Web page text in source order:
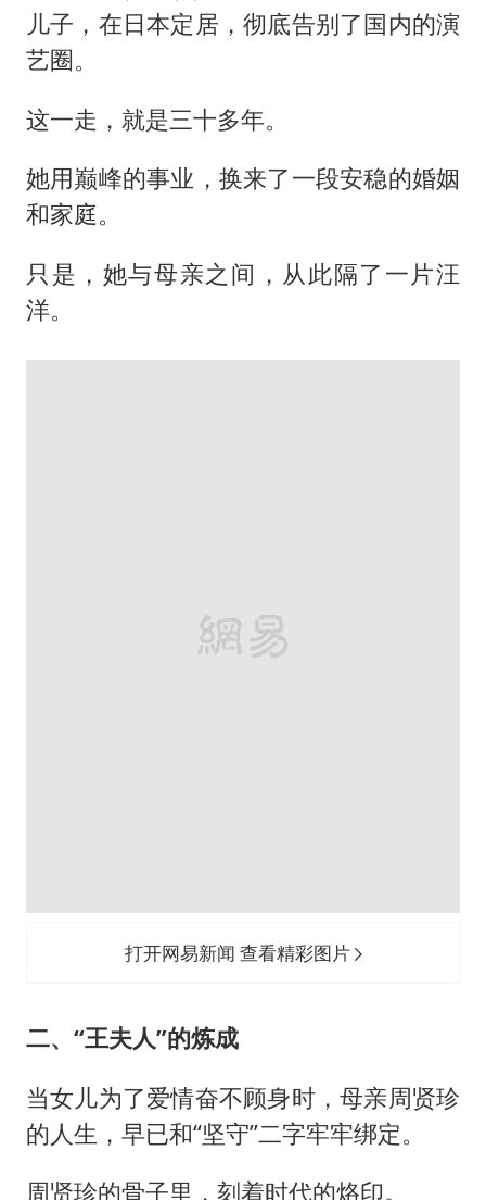
儿子，在日本定居，彻底告别了国内的演
艺圈。
这一走，就是三十多年。
她用巅峰的事业，换来了一段安稳的婚姻
和家庭。
只是，她与母亲之间，从此隔了一片汪
洋。
打开网易新闻 查看精彩图片
二、“王夫人”的炼成
当女儿为了爱情奋不顾身时，母亲周贤珍
的人生，早已和“坚守”二字牢牢绑定。